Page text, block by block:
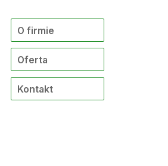
O firmie
Oferta
Kontakt